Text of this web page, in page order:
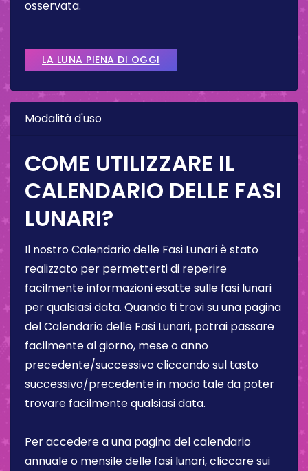
osservata.
LA LUNA PIENA DI OGGI
Modalità d'uso
COME UTILIZZARE IL
CALENDARIO DELLE FASI
LUNARI?
Il nostro Calendario delle Fasi Lunari è stato
realizzato per permetterti di reperire
facilmente informazioni esatte sulle fasi lunari
per qualsiasi data. Quando ti trovi su una pagina
del Calendario delle Fasi Lunari, potrai passare
facilmente al giorno, mese o anno
precedente/successivo cliccando sul tasto
successivo/precedente in modo tale da poter
trovare facilmente qualsiasi data.
Per accedere a una pagina del calendario
annuale o mensile delle fasi lunari, cliccare sui